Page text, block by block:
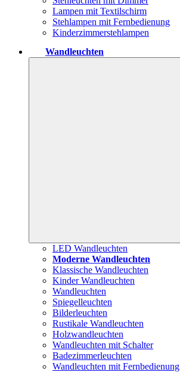
Lampen mit Textilschirm
Stehlampen mit Fernbedienung
Kinderzimmerstehlampen
Wandleuchten
LED Wandleuchten
Moderne Wandleuchten
Klassische Wandleuchten
Kinder Wandleuchten
Wandleuchten
Spiegelleuchten
Bilderleuchten
Rustikale Wandleuchten
Holzwandleuchten
Wandleuchten mit Schalter
Badezimmerleuchten
Wandleuchten mit Fernbedienung